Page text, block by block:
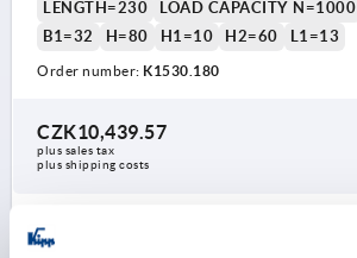
2) Red LED
LENGTH=230 LOAD CAPACITY N=1000
B1=32
H=80 H1=10 H2=60 L1=13
Order number: K1530.180
CZK10,439.57
plus sales tax
plus shipping costs